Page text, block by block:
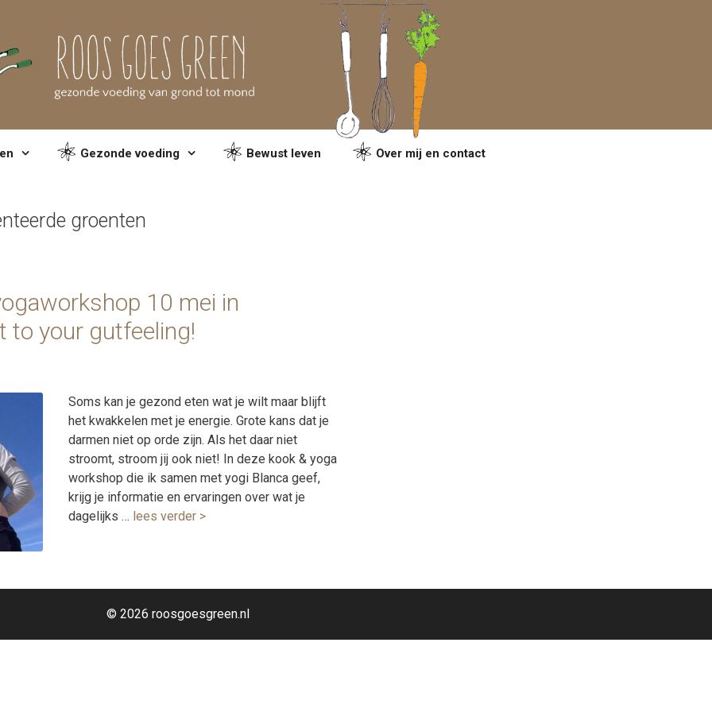
Gezonde voeding Bewust leven Over mij en contact
groenten
10 mei in
to your gutfeeling!
Soms kan je gezond eten wat je wilt maar blijft
het kwakkelen met je energie. Grote kans dat je
darmen niet op orde zijn. Als het daar niet
stroomt, stroom jij ook niet! In deze kook & yoga
workshop die ik samen met yogi Blanca geef,
krijg je informatie en ervaringen over wat je
dagelijks … lees verder >
© 2026 roosgoesgreen.nl